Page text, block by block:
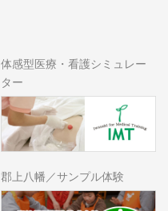
体感型医療・看護シミュレー
ター
郡上八幡／サンプル体験